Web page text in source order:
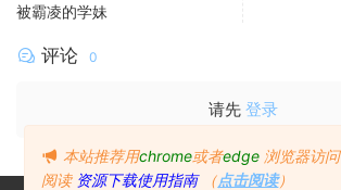
被霸凌的学妹
评论 0
请先 登录
本站推荐用chrome或者edge 浏览器访问
阅读 资源下载使用指南 （点击阅读）